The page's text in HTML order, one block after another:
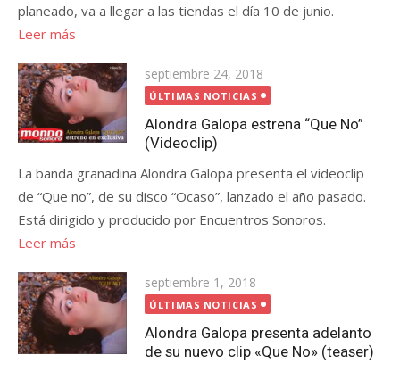
planeado, va a llegar a las tiendas el día 10 de junio.
Leer más
Publicada
el
septiembre 24, 2018
ÚLTIMAS NOTICIAS
Alondra Galopa estrena “Que No”
(Videoclip)
La banda granadina Alondra Galopa presenta el videoclip
de “Que no”, de su disco “Ocaso”, lanzado el año pasado.
Está dirigido y producido por Encuentros Sonoros.
Leer más
Publicada
el
septiembre 1, 2018
ÚLTIMAS NOTICIAS
Alondra Galopa presenta adelanto
de su nuevo clip «Que No» (teaser)